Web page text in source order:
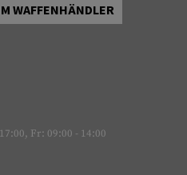
WAFFENHÄNDLER
Fr: 09:00 - 14:00